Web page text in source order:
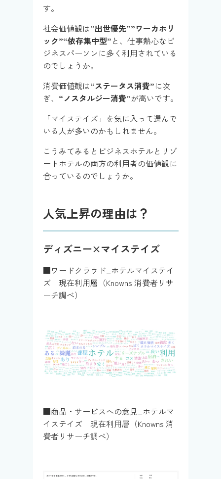
す。
社会価値観は“出世優先””ワーカホリ
ック”“依存集中型”と、仕事熱心なビ
ジネスパーソンに多く利用されている
のでしょうか。
消費価値観は“ステータス消費”に次
ぎ、 “ノスタルジー消費”が高いです。
「マイステイズ」を気に入って選んで
いる人が多いのかもしれません。
こうみてみるとビジネスホテルとリゾ
ートホテルの両方の利用者の価値観に
合っているのでしょうか。
人気上昇の理由は？
ディズニー×マイステイズ
■ワードクラウド_ホテルマイステイ
ズ 現在利用層（Knowns 消費者リサ
ーチ調べ）
■商品・サービスへの意見_ホテルマ
イステイズ 現在利用層（Knowns 消
費者リサーチ調べ）